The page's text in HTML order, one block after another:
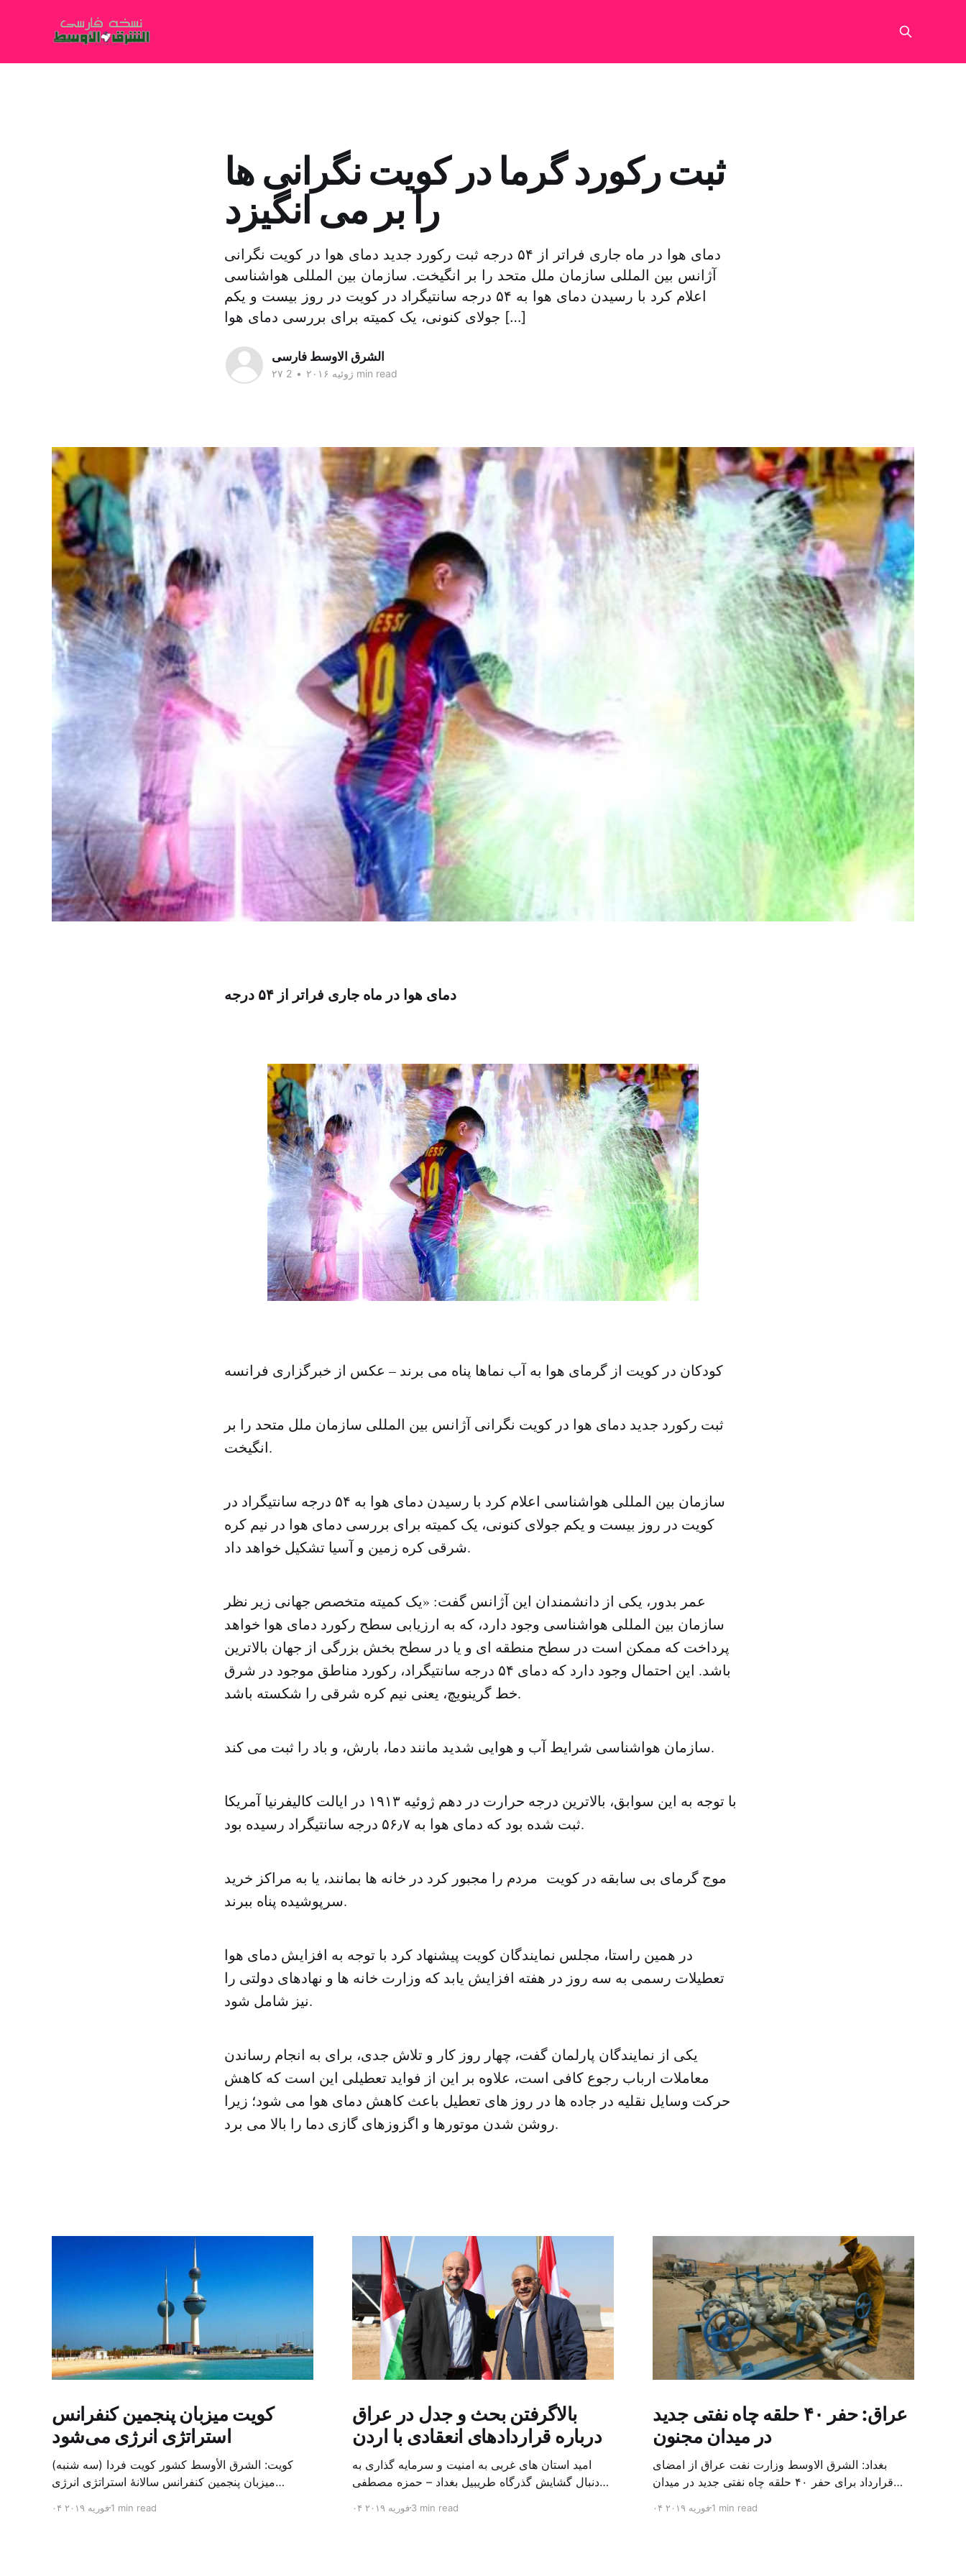
ثبت رکورد گرما در کویت نگرانی ها
را بر می انگیزد
دمای هوا در ماه جاری فراتر از ۵۴ درجه ثبت رکورد جدید دمای هوا در کویت نگرانی
آژانس بین المللی سازمان ملل متحد را بر انگیخت. سازمان بین المللی هواشناسی
اعلام کرد با رسیدن دمای هوا به ۵۴ درجه سانتیگراد در کویت در روز بیست و یکم
جولای کنونی، یک کمیته برای بررسی دمای هوا […]
الشرق الاوسط فارسی
۲۷ ژوئیه ۲۰۱۶ • 2 min read
دمای هوا در ماه جاری فراتر از ۵۴ درجه
کودکان در کویت از گرمای هوا به آب نماها پناه می برند – عکس از خبرگزاری فرانسه
ثبت رکورد جدید دمای هوا در کویت نگرانی آژانس بین المللی سازمان ملل متحد را بر
انگیخت.
سازمان بین المللی هواشناسی اعلام کرد با رسیدن دمای هوا به ۵۴ درجه سانتیگراد در
کویت در روز بیست و یکم جولای کنونی، یک کمیته برای بررسی دمای هوا در نیم کره
شرقی کره زمین و آسیا تشکیل خواهد داد.
عمر بدور، یکی از دانشمندان این آژانس گفت: «یک کمیته متخصص جهانی زیر نظر
سازمان بین المللی هواشناسی وجود دارد، که به ارزیابی سطح رکورد دمای هوا خواهد
پرداخت که ممکن است در سطح منطقه ای و یا در سطح بخش بزرگی از جهان بالاترین
باشد. این احتمال وجود دارد که دمای ۵۴ درجه سانتیگراد، رکورد مناطق موجود در شرق
خط گرینویچ، یعنی نیم کره شرقی را شکسته باشد.
سازمان هواشناسی شرایط آب و هوایی شدید مانند دما، بارش، و باد را ثبت می کند.
با توجه به این سوابق، بالاترین درجه حرارت در دهم ژوئیه ۱۹۱۳ در ایالت کالیفرنیا آمریکا
ثبت شده بود که دمای هوا به ۵۶٫۷ درجه سانتیگراد رسیده بود.
موج گرمای بی سابقه در کویت مردم را مجبور کرد در خانه ها بمانند، یا به مراکز خرید
سرپوشیده پناه ببرند.
در همین راستا، مجلس نمایندگان کویت پیشنهاد کرد با توجه به افزایش دمای هوا
تعطیلات رسمی به سه روز در هفته افزایش یابد که وزارت خانه ها و نهادهای دولتی را
نیز شامل شود.
یکی از نمایندگان پارلمان گفت، چهار روز کار و تلاش جدی، برای به انجام رساندن
معاملات ارباب رجوع کافی است، علاوه بر این از فواید تعطیلی این است که کاهش
حرکت وسایل نقلیه در جاده ها در روز های تعطیل باعث کاهش دمای هوا می شود؛ زیرا
روشن شدن موتورها و اگزوزهای گازی دما را بالا می برد.
کویت میزبان پنجمین کنفرانس
استراتژی انرژی می‌شود
کویت: الشرق الأوسط کشور کویت فردا (سه شنبه)
میزبان پنجمین کنفرانس سالانهٔ استراتژی انرژی
الشرق الاوسط، حدود ۳۰۰ متخصص از شرکت‌های
۰۴ فوریه ۲۰۱۹1 min read
بالاگرفتن بحث و جدل در عراق
درباره قراردادهای انعقادی با اردن
امید استان های غربی به امنیت و سرمایه گذاری به
دنبال گشایش گذرگاه طریبیل بغداد – حمزه مصطفی
طریبیل توسط عادل عبد المهدی نخست وزیر عراق و
۰۴ فوریه ۲۰۱۹3 min read
عراق: حفر ۴۰ حلقه چاه نفتی جدید
در میدان مجنون
بغداد: الشرق الاوسط وزارت نفت عراق از امضای
قرارداد برای حفر ۴۰ حلقه چاه نفتی جدید در میدان
محمد خضیر مدعامل شرکت حفاری عراق روز یکشنبه
۰۴ فوریه ۲۰۱۹1 min read